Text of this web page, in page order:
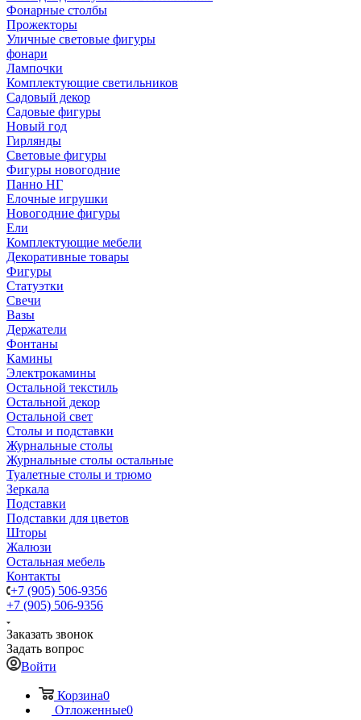
Фонарные столбы
Прожекторы
Уличные световые фигуры
фонари
Лампочки
Комплектующие светильников
Садовый декор
Садовые фигуры
Новый год
Гирлянды
Световые фигуры
Фигуры новогодние
Панно НГ
Елочные игрушки
Новогодние фигуры
Ели
Комплектующие мебели
Декоративные товары
Фигуры
Статуэтки
Свечи
Вазы
Держатели
Фонтаны
Камины
Электрокамины
Остальной текстиль
Остальной декор
Остальной свет
Столы и подставки
Журнальные столы
Журнальные столы остальные
Туалетные столы и трюмо
Зеркала
Подставки
Подставки для цветов
Шторы
Жалюзи
Остальная мебель
Контакты
+7 (905) 506-9356
+7 (905) 506-9356
Заказать звонок
Задать вопрос
Войти
Корзина0
Отложенные0